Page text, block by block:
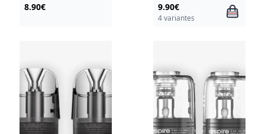
8.90€ 9.90€
4 variantes